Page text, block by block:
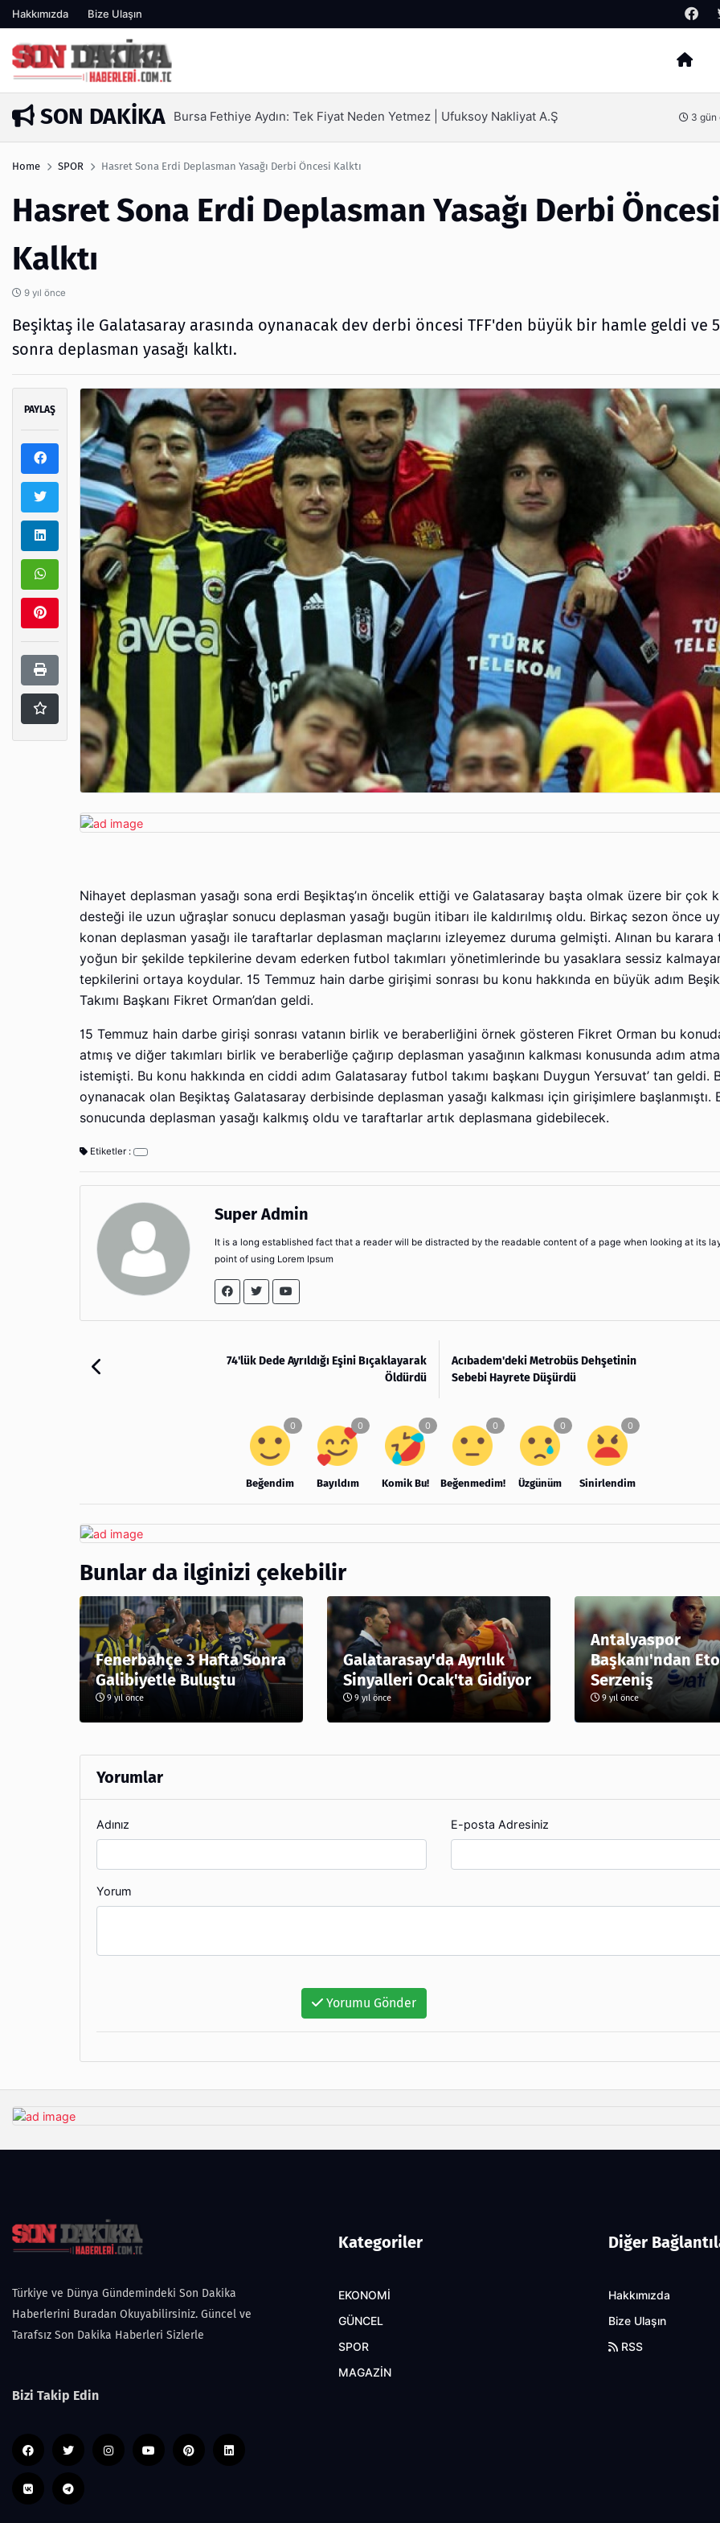
Hakkımızda Bize Ulaşın
Arama
SON DAKIKA
3 gün önceSEO Hizmeti Alırken Kandırılmamak İçin Bilinmesi Gerekenler 4
Home SPOR Hasret Sona Erdi Deplasman Yasağı Derbi Öncesi Kalktı
Hasret Sona Erdi Deplasman Yasağı Derbi Öncesi
Kalktı
9 yıl önce
Beşiktaş ile Galatasaray arasında oynanacak dev derbi öncesi TFF'den büyük bir hamle geldi ve
sonra deplasman yasağı kalktı.
PAYLAŞ
Nihayet deplasman yasağı sona erdi Beşiktaş’ın öncelik ettiği ve Galatasaray başta olmak üzere bir çok
desteği ile uzun uğraşlar sonucu deplasman yasağı bugün itibarı ile kaldırılmış oldu. Birkaç sezon önce
konan deplasman yasağı ile taraftarlar deplasman maçlarını izleyemez duruma gelmişti. Alınan bu karara
yoğun bir şekilde tepkilerine devam ederken futbol takımları yönetimlerinde bu yasaklara sessiz
tepkilerini ortaya koydular. 15 Temmuz hain darbe girişimi sonrası bu konu hakkında en büyük adım
Takımı Başkanı Fikret Orman’dan geldi.
15 Temmuz hain darbe girişi sonrası vatanın birlik ve beraberliğini örnek gösteren Fikret Orman bu
atmış ve diğer takımları birlik ve beraberliğe çağırıp deplasman yasağının kalkması konusunda adım
istemişti. Bu konu hakkında en ciddi adım Galatasaray futbol takımı başkanı Duygun Yersuvat’ tan geldi.
oynanacak olan Beşiktaş Galatasaray derbisinde deplasman yasağı kalkması için girişimlere başlanmıştı.
sonucunda deplasman yasağı kalkmış oldu ve taraftarlar artık deplasmana gidebilecek.
Etiketler :
Super Admin
It is a long established fact that a reader will be distracted by the readable content of a page when looking at its
point of using Lorem Ipsum
74'lük Dede Ayrıldığı Eşini Bıçaklayarak
Öldürdü
Acıbadem'deki Metrobüs Dehşetinin
Sebebi Hayrete Düşürdü
Beğendim Bayıldım Komik Bu! Beğenmedim! Üzgünüm Sinirlendim
Bunlar da ilginizi çekebilir
Fenerbahçe 3 Hafta Sonra
Galibiyetle Buluştu
9 yıl önce
Galatarasay'da Ayrılık
Sinyalleri Ocak'ta Gidiyor
9 yıl önce
Antalyaspor
Başkanı'ndan
Serzeniş
9 yıl önce
Yorumlar
Adınız E-posta Adresiniz
Yorum
Yorumu Gönder
Türkiye ve Dünya Gündemindeki Son Dakika
Haberlerini Buradan Okuyabilirsiniz. Güncel ve
Tarafsız Son Dakika Haberleri Sizlerle
Bizi Takip Edin
Kategoriler
EKONOMİ
GÜNCEL
SPOR
MAGAZİN
Diğer
Hakkımızda
Bize Ulaşın
RSS